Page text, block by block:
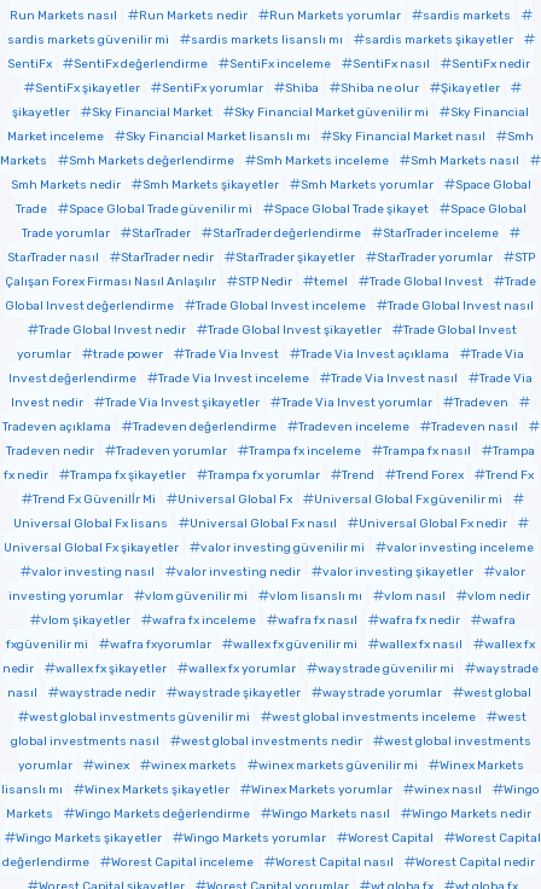
Run Markets nasıl
Run Markets nedir Run Markets yorumlar
sardis markets
sardis markets güvenilir mi
sardis markets lisanslı mı
sardis markets şikayetler
SentiFx
SentiFx değerlendirme SentiFx inceleme SentiFx nasıl
SentiFx nedir
SentiFx şikayetler
SentiFx yorumlar Shiba Shiba ne olur
Şikayetler
şikayetler
Sky Financial Market Sky Financial Market güvenilir mi
Sky Financial
Market inceleme
Sky Financial Market lisanslı mı Sky Financial Market nasıl
Smh
Markets
Smh Markets değerlendirme Smh Markets inceleme
Smh Markets nasıl
Smh Markets nedir
Smh Markets şikayetler Smh Markets yorumlar
Space Global
Trade
Space Global Trade güvenilir mi Space Global Trade şikayet
Space Global
Trade yorumlar
StarTrader StarTrader değerlendirme
StarTrader inceleme
StarTrader nasıl
StarTrader nedir StarTrader şikayetler StarTrader yorumlar
STP
Çalışan Forex Firması Nasıl Anlaşılır
STP Nedir temel Trade Global Invest
Trade
Global Invest değerlendirme
Trade Global Invest inceleme
Trade Global Invest nasıl
Trade Global Invest nedir
Trade Global Invest şikayetler
Trade Global Invest
yorumlar
trade power Trade Via Invest Trade Via Invest açıklama
Trade Via
Invest değerlendirme
Trade Via Invest inceleme Trade Via Invest nasıl
Trade Via
Invest nedir
Trade Via Invest şikayetler Trade Via Invest yorumlar
Tradeven
Tradeven açıklama
Tradeven değerlendirme Tradeven inceleme
Tradeven nasıl
Tradeven nedir
Tradeven yorumlar Trampa fx inceleme Trampa fx nasıl
Trampa
fx nedir
Trampa fx şikayetler Trampa fx yorumlar Trend Trend Forex
Trend Fx
Trend Fx Güvenilİr Mi
Universal Global Fx
Universal Global Fx güvenilir mi
Universal Global Fx lisans
Universal Global Fx nasıl
Universal Global Fx nedir
Universal Global Fx şikayetler
valor investing güvenilir mi
valor investing inceleme
valor investing nasıl
valor investing nedir valor investing şikayetler
valor
investing yorumlar
vlom güvenilir mi vlom lisanslı mı vlom nasıl
vlom nedir
vlom şikayetler
wafra fx inceleme wafra fx nasıl wafra fx nedir
wafra
fxgüvenilir mi
wafra fxyorumlar wallex fx güvenilir mi wallex fx nasıl
wallex fx
nedir
wallex fx şikayetler wallex fx yorumlar waystrade güvenilir mi
waystrade
nasıl
waystrade nedir waystrade şikayetler waystrade yorumlar
west global
west global investments güvenilir mi
west global investments inceleme
west
global investments nasıl
west global investments nedir
west global investments
yorumlar
winex winex markets winex markets güvenilir mi
Winex Markets
lisanslı mı
Winex Markets şikayetler Winex Markets yorumlar winex nasıl
Wingo
Markets
Wingo Markets değerlendirme Wingo Markets nasıl
Wingo Markets nedir
Wingo Markets şikayetler
Wingo Markets yorumlar Worest Capital
Worest Capital
değerlendirme
Worest Capital inceleme Worest Capital nasıl
Worest Capital nedir